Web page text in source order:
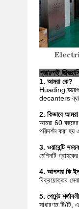
প্রায়শই
1. আমরা কে?
Huading
decanters
2. কিভাবে
আমরা 60
পরিদর্শন করা
3. ওয়ারেন্টি
মেশিনটি
4. আপনার কি
বিক্রয়োত্তর
5. পেমেন্ট
সাধারণত টি/টি,